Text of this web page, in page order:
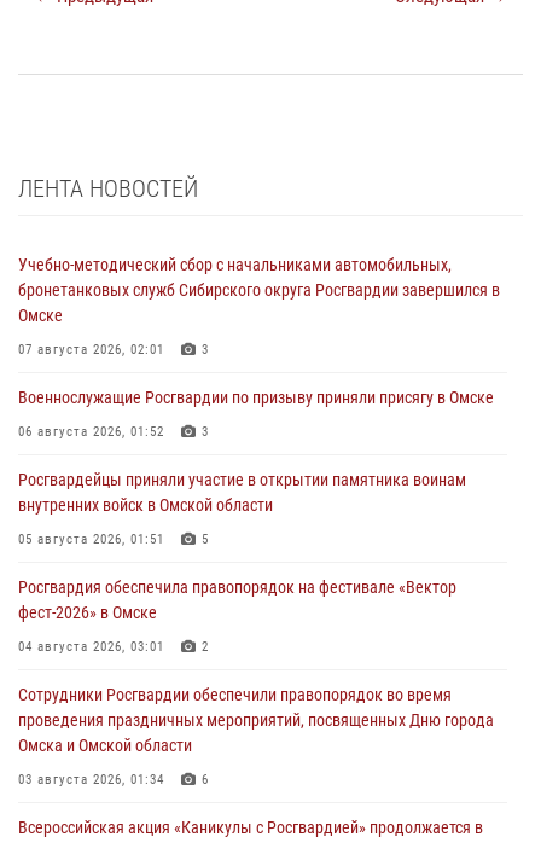
ЛЕНТА НОВОСТЕЙ
Учебно-методический сбор с начальниками автомобильных,
бронетанковых служб Сибирского округа Росгвардии завершился в
Омске
07 августа 2026, 02:01 3
Военнослужащие Росгвардии по призыву приняли присягу в Омске
06 августа 2026, 01:52 3
Росгвардейцы приняли участие в открытии памятника воинам
внутренних войск в Омской области
05 августа 2026, 01:51 5
Росгвардия обеспечила правопорядок на фестивале «Вектор
фест-2026» в Омске
04 августа 2026, 03:01 2
Сотрудники Росгвардии обеспечили правопорядок во время
проведения праздничных мероприятий, посвященных Дню города
Омска и Омской области
03 августа 2026, 01:34 6
Всероссийская акция «Каникулы с Росгвардией» продолжается в